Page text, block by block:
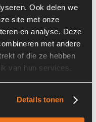
Ook delen we
site met onze
en analyse. Deze
met andere
of die ze hebben
van hun services.
Details tonen
4F16